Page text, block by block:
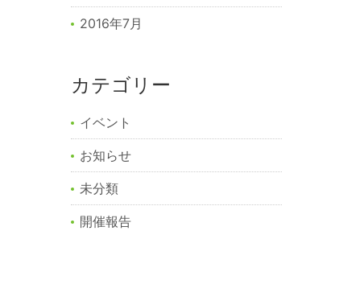
2016年7月
カテゴリー
イベント
お知らせ
未分類
開催報告